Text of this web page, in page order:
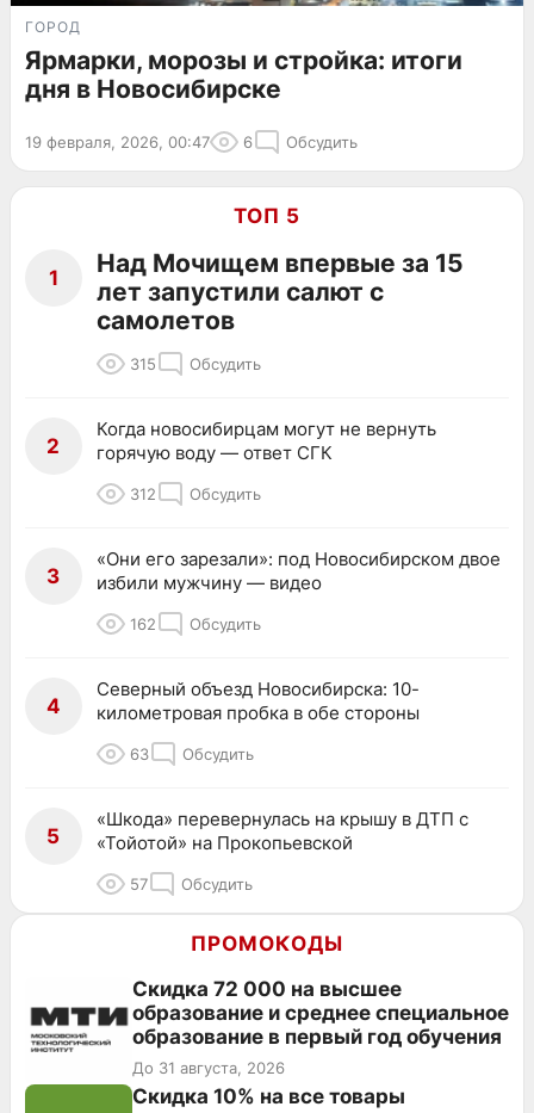
ГОРОД
Ярмарки, морозы и стройка: итоги
дня в Новосибирске
19 февраля, 2026, 00:47 6 Обсудить
ТОП 5
1
Над Мочищем впервые за 15
лет запустили салют с
самолетов
315 Обсудить
2
Когда новосибирцам могут не вернуть
горячую воду — ответ СГК
312 Обсудить
3
«Они его зарезали»: под Новосибирском двое
избили мужчину — видео
162 Обсудить
4
Северный объезд Новосибирска: 10-
километровая пробка в обе стороны
63 Обсудить
5
«Шкода» перевернулась на крышу в ДТП с
«Тойотой» на Прокопьевской
57 Обсудить
ПРОМОКОДЫ
Скидка 72 000 на высшее
образование и среднее специальное
образование в первый год обучения
До 31 августа, 2026
Скидка 10% на все товары